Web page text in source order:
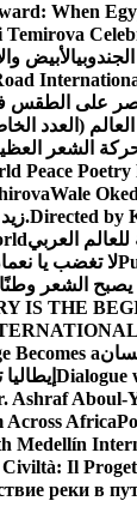
When
الأبيض
على
(العدد
الشعر
Peace
Wale
Directed by
العربي
لا تغضب يا
الشعر وطنًا
IS THE
Becomes a
Dialogue
Ashraf Aboul-
Across Africa
Medellín
Il
реки в